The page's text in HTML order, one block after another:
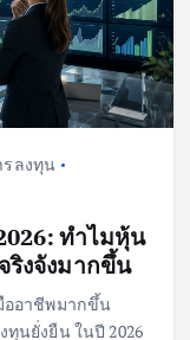
ลงทุน
ทำไมหุ้น
ริงจังมากขึ้น
ออาชีพมากขึ้น
นยั่งยืน ในปี 2026